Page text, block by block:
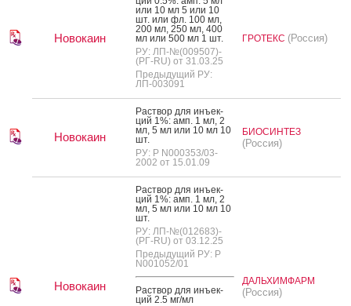
Новокаин
или 10 мл 5 или 10
шт. или фл. 100 мл,
200 мл, 250 мл, 400
мл или 500 мл 1 шт.
РУ: ЛП-№(009507)-
(РГ-RU) от 31.03.25
Предыдущий РУ:
ЛП-003091
ГРОТЕКС (Россия)
Новокаин
Рас­твор для инъ­ек­
ций 1%: амп. 1 мл, 2
мл, 5 мл или 10 мл 10
шт.
РУ: Р N000353/03-
2002 от 15.01.09
БИОСИНТЕЗ
(Россия)
Новокаин
Рас­твор для инъ­ек­
ций 1%: амп. 1 мл, 2
мл, 5 мл или 10 мл 10
шт.
РУ: ЛП-№(012683)-
(РГ-RU) от 03.12.25
Предыдущий РУ: Р
N001052/01
Рас­твор для инъ­ек­
ций 2.5 мг/мл
ДАЛЬХИМФАРМ
(Россия)